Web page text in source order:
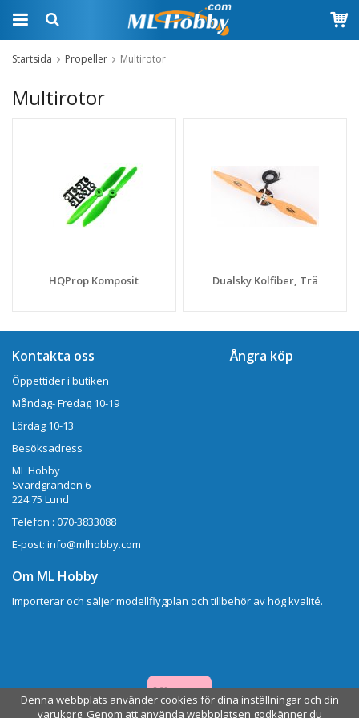
Startsida Propeller Multirotor
Multirotor
HQProp Komposit Dualsky Kolfiber, Trä
Kontakta oss
Öppettider i butiken
Måndag- Fredag 10-19
Lördag 10-13
Besöksadress
ML Hobby
Svärdgränden 6
224 75 Lund
Telefon : 070-3833088
E-post: info@mlhobby.com
Ångra köp
Om ML Hobby
Importerar och säljer modellflygplan och tillbehör av hög kvalité.
Denna webbplats använder cookies för dina inställningar och din
varukorg. Genom att använda webbplatsen godkänner du